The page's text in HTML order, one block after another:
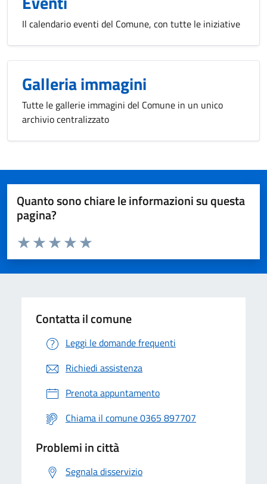
Il calendario eventi del Comune, con tutte le iniziative
Galleria immagini
Tutte le gallerie immagini del Comune in un unico
archivio centralizzato
Quanto sono chiare le informazioni su questa
pagina?
Valuta da 1 a 5 stelle la pagina
Valuta 5 stelle su 5
Valuta 4 stelle su 5
Valuta 3 stelle su 5
Valuta 2 stelle su 5
Valuta 1 stelle su 5
Contatta il comune
Leggi le domande frequenti
Richiedi assistenza
Prenota appuntamento
Chiama il comune 0365 897707
Problemi in città
Segnala disservizio